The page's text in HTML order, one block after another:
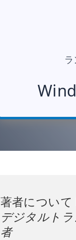
著者について
デジタルト
者